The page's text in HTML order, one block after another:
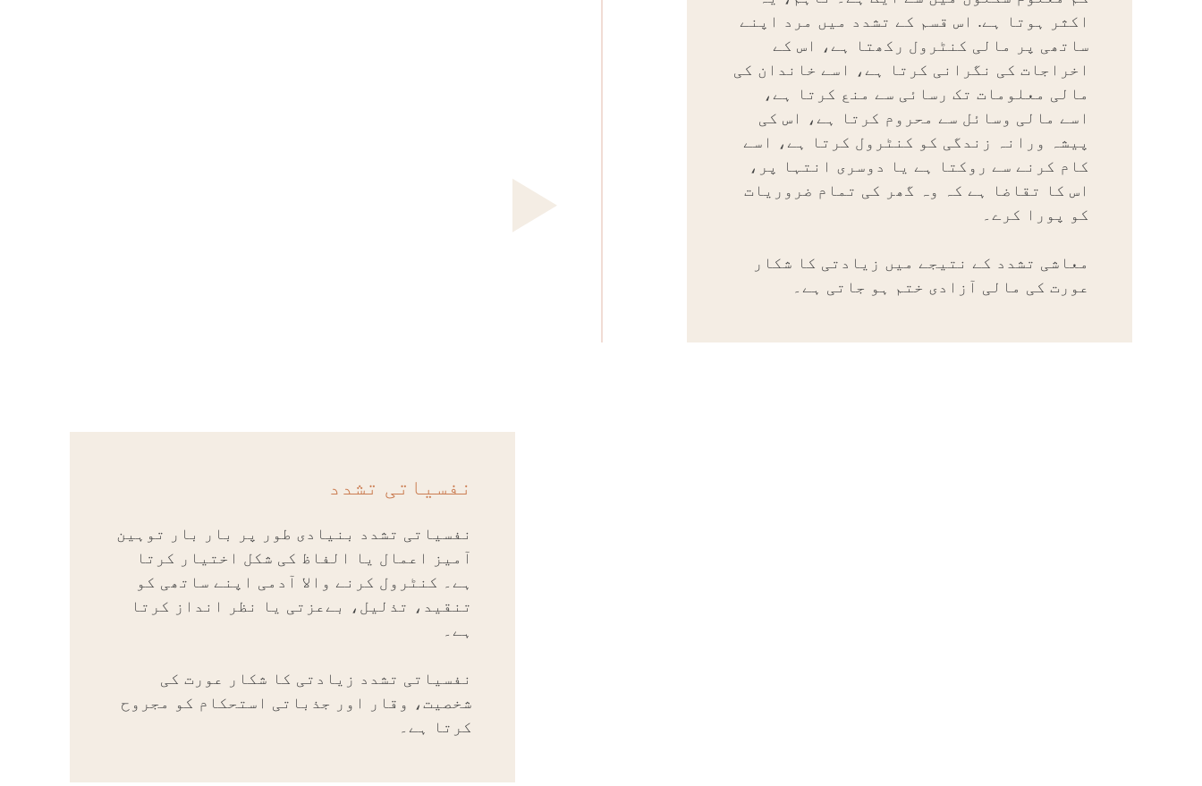
نفسیاتی تشدد
نفسیاتی تشدد بنیادی طور پر بار بار توہین
آمیز اعمال یا الفاظ کی شکل اختیار کرتا
ہے۔ کنٹرول کرنے والا آدمی اپنے ساتھی کو
تنقید، تذلیل، بےعزتی یا نظر انداز کرتا
ہے۔
نفسیاتی تشدد زیادتی کا شکار عورت کی
شخصیت، وقار اور جذباتی استحکام کو مجروح
کرتا ہے۔
اکثر ہوتا ہے. اس قسم کے تشدد میں مرد اپنے
ساتھی پر مالی کنٹرول رکھتا ہے، اس کے
اخراجات کی نگرانی کرتا ہے، اسے خاندان کی
مالی معلومات تک رسائی سے منع کرتا ہے،
اسے مالی وسائل سے محروم کرتا ہے، اس کی
پیشہ ورانہ زندگی کو کنٹرول کرتا ہے، اسے
کام کرنے سے روکتا ہے یا دوسری انتہا پر،
اس کا تقاضا ہے کہ وہ گھر کی تمام ضروریات
کو پورا کرے۔
معاشی تشدد کے نتیجے میں زیادتی کا شکار
عورت کی مالی آزادی ختم ہو جاتی ہے۔